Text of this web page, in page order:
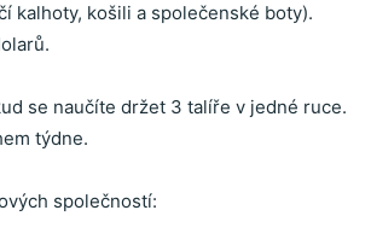
kalhoty, košili a společenské boty).
se naučíte držet 3 talíře v jedné ruce.
týdne.
společností: